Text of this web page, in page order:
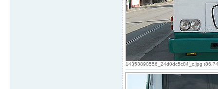
14353890556_24d0dc5c84_c.jpg